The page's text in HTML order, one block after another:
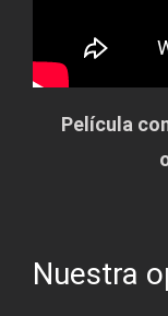
Película
Nuestra